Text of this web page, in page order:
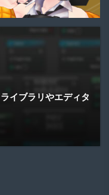
来るUnreal Engine
イブラリやエディタ
を組み合わせて作れ
利用OKなVRChat
ィストが実際の解剖